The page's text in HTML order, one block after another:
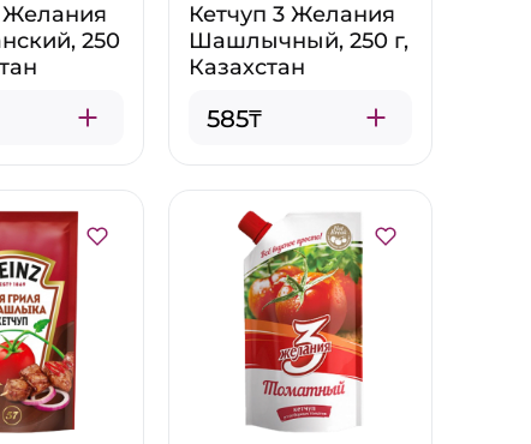
Желания
250
Кетчуп 3 Желания
Шашлычный, 250 г,
Казахстан
585₸